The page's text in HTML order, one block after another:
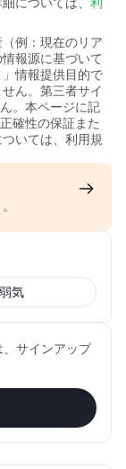
例：現在のリア
報源に基づいて
情報提供目的で
ん。第三者サイ
。本ページに記
確性の保証また
いては、利用規
弱気
サインアップ